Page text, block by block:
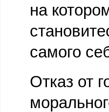
на
самого
Отказ от